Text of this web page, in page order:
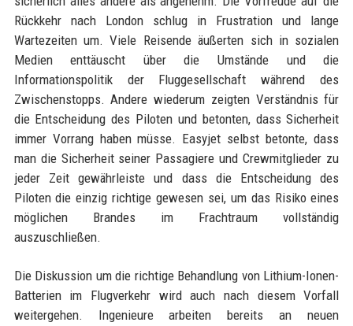
Rückkehr nach London schlug in Frustration und lange
Wartezeiten um. Viele Reisende äußerten sich in sozialen
Medien enttäuscht über die Umstände und die
Informationspolitik der Fluggesellschaft während des
Zwischenstopps. Andere wiederum zeigten Verständnis für
die Entscheidung des Piloten und betonten, dass Sicherheit
immer Vorrang haben müsse. Easyjet selbst betonte, dass
man die Sicherheit seiner Passagiere und Crewmitglieder zu
jeder Zeit gewährleiste und dass die Entscheidung des
Piloten die einzig richtige gewesen sei, um das Risiko eines
möglichen Brandes im Frachtraum vollständig
auszuschließen.
Die Diskussion um die richtige Behandlung von Lithium-Ionen-
Batterien im Flugverkehr wird auch nach diesem Vorfall
weitergehen. Ingenieure arbeiten bereits an neuen